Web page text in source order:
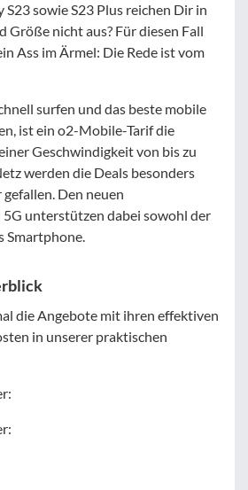
S23 sowie S23 Plus reichen Dir in
Größe nicht aus? Für diesen Fall
Ass im Ärmel: Die Rede ist vom
surfen und das beste mobile
ist ein o2-Mobile-Tarif die
Geschwindigkeit von bis zu
werden die Deals besonders
Den neuen
unterstützen dabei sowohl der
Smartphone.
die Angebote mit ihren effektiven
in unserer praktischen